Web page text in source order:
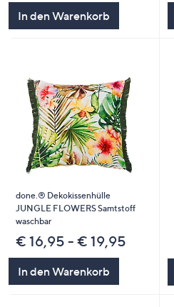
In den Warenkorb
done.® Dekokissenhülle
JUNGLE FLOWERS Samtstoff
waschbar
€ 16,95 - € 19,95
In den Warenkorb